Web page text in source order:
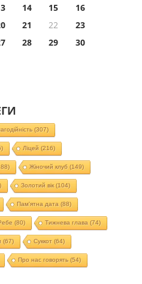
14 15
16
21 22
23
28 29
30
(307)
Ліцей (216)
Жіночий клуб (149)
Золотий вік(104)
Пам'ятна дата (88)
(80) Тижнева глава (74)
(67) Суккот (64)
Про нас говорять (54)